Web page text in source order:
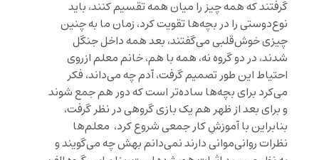
گرفتند که همه چیز را میان همه تقسیم کنند، باید
نوع‌دوستی را در بچه‌ها تقویت کرد، زمان ما به چنین
چیزی خوش‌قلبی می‌گفتند، بعد همه داخل جنگل
شدند، در دو گروه نه، همه با هم، خانم معلم ازروی
احتیاط این طور تصمیم گرفت، آدم چه می‌داند، فکر
می‌کرد برای بچه‌ها ساده‌تر است که دور هم جمع شوند
و برای بعد از ظهر هم یک بازی گروهی در نظر گرفت،
بنابراین با آموزشِ کار جمعی شروع کرد، معلم‌ها
نظرات روانی‌موانی دارند نمی‌دانم بهش چه می‌گویند و